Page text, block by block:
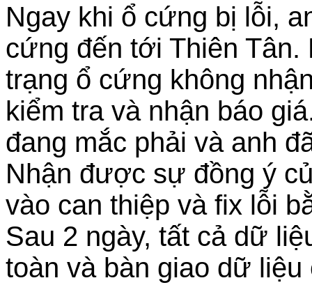
Ngay khi ổ cứng bị lỗi,
cứng đến tới Thiên
trạng ổ cứng không
kiểm tra và nhận báo
đang mắc phải và anh
Nhận được sự đồng ý
vào can thiệp và fix lỗi
Sau 2 ngày, tất cả dữ
toàn và bàn giao dữ